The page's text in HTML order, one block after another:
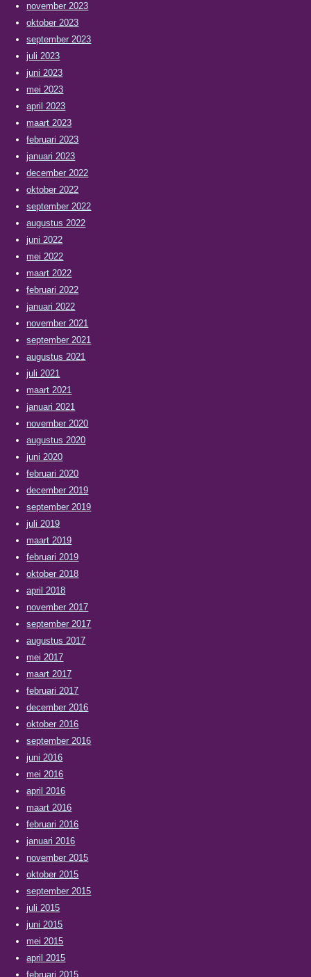
november 2023
oktober 2023
september 2023
juli 2023
juni 2023
mei 2023
april 2023
maart 2023
februari 2023
januari 2023
december 2022
oktober 2022
september 2022
augustus 2022
juni 2022
mei 2022
maart 2022
februari 2022
januari 2022
november 2021
september 2021
augustus 2021
juli 2021
maart 2021
januari 2021
november 2020
augustus 2020
juni 2020
februari 2020
december 2019
september 2019
juli 2019
maart 2019
februari 2019
oktober 2018
april 2018
november 2017
september 2017
augustus 2017
mei 2017
maart 2017
februari 2017
december 2016
oktober 2016
september 2016
juni 2016
mei 2016
april 2016
maart 2016
februari 2016
januari 2016
november 2015
oktober 2015
september 2015
juli 2015
juni 2015
mei 2015
april 2015
februari 2015